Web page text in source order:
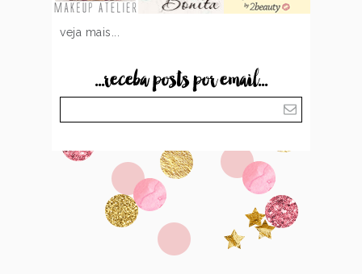
veja mais...
...receba posts por email...